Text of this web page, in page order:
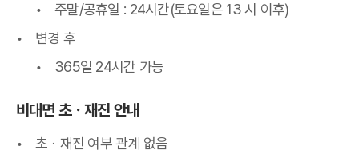
주말/공휴일 : 24시간(토요일은 13 시 이후)
변경 후
365일 24시간 가능
비대면 초ㆍ재진 안내
초 ㆍ재진 여부 관계 없음